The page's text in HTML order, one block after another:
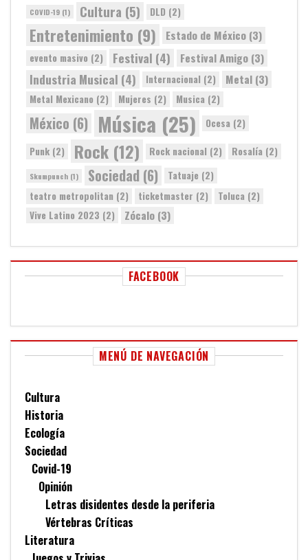
COVID-19 (1) Cultura (5) DLD (2)
Entretenimiento (9) Estado de México (3)
evento masivo (2) Festival (4) Festival Amigo (3)
Industria Musical (4) Internacional (2) Metal (3)
Metal Mexicano (2) Mujeres (2) Musica (2)
México (6) Música (25) Ocesa (2)
Punk (2) Rock (12) Rock nacional (2) Rosalía (2)
Skumpunch (1) Sociedad (6) Tatuaje (2)
teatro metropolitan (2) ticketmaster (2) Toluca (2)
Vive Latino 2023 (2) Zócalo (3)
FACEBOOK
MENÚ DE NAVEGACIÓN
Cultura
Historia
Ecología
Sociedad
Covid-19
Opinión
Letras disidentes desde la periferia
Vértebras Críticas
Literatura